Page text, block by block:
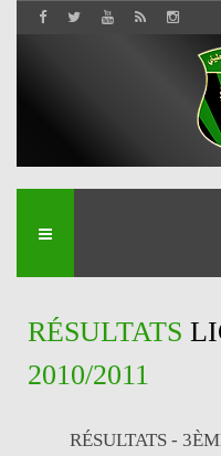
RÉSULTATS
2010/2011
RÉSULTATS -